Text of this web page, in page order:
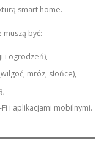
smart home.
być:
i ogrodzeń),
mróz, słońce),
i aplikacjami mobilnymi.